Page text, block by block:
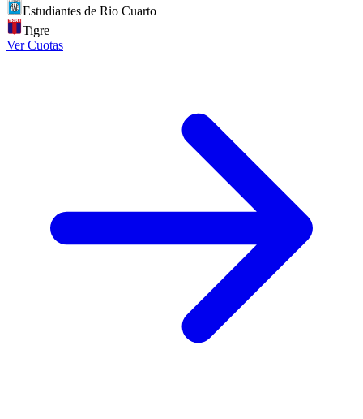
Estudiantes de Rio Cuarto
Tigre
Ver Cuotas